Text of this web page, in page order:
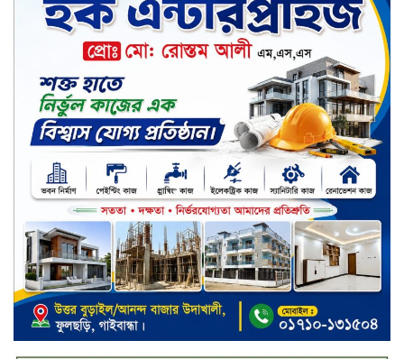
পরিবারের কাছে কিশোরের কান্নাজড়িত
কণ্ঠ শোনিয়ে ১২ লাখ টাকা মুক্তিপণ
দাবি, টাকা না পেয়ে শ্বাসরোধে হত্যা—
আলোচিত রাফিজ হত্যা মামলার অন্যতম
আসামি গাজীপুর থেকে গ্রেফতার
নড়াইলে বিএনপির ৬ নেতার
বহিষ্কারাদেশ প্রত্যাহার
দেশজুড়ে কেনাকাটায় সেরা অফার, ব্র্যান্ড
রাশ আওয়ার এবং এক্সক্লুসিভ পেমেন্ট
ডিসকাউন্ট নিয়ে এলো দারাজ ৮.৮ গ্রেট
৮ সেল
টাঙ্গাইল জেলা পরিষদের ২৩লাখ টাকার
অনুদান বিতরণ